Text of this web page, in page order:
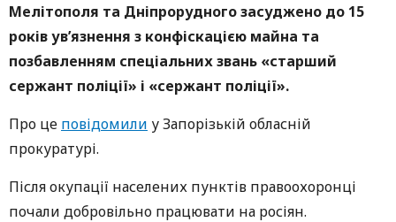
Мелітополя та Дніпрорудного засуджено до 15
років ув’язнення з конфіскацією майна та
позбавленням спеціальних звань «старший
сержант поліції» і «сержант поліції».
Про це повідомили у Запорізькій обласній
прокуратурі.
Після окупації населених пунктів правоохоронці
почали добровільно працювати на росіян.